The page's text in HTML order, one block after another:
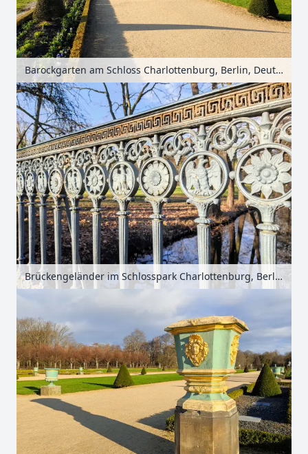
Barockgarten am Schloss Charlottenburg, Berlin, Deutschland
Brückengeländer im Schlosspark Charlottenburg, Berlin, Deutschland